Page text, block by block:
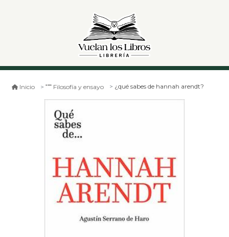
Inicio Filosofía y ensayo ¿qué sabes de hannah arendt?